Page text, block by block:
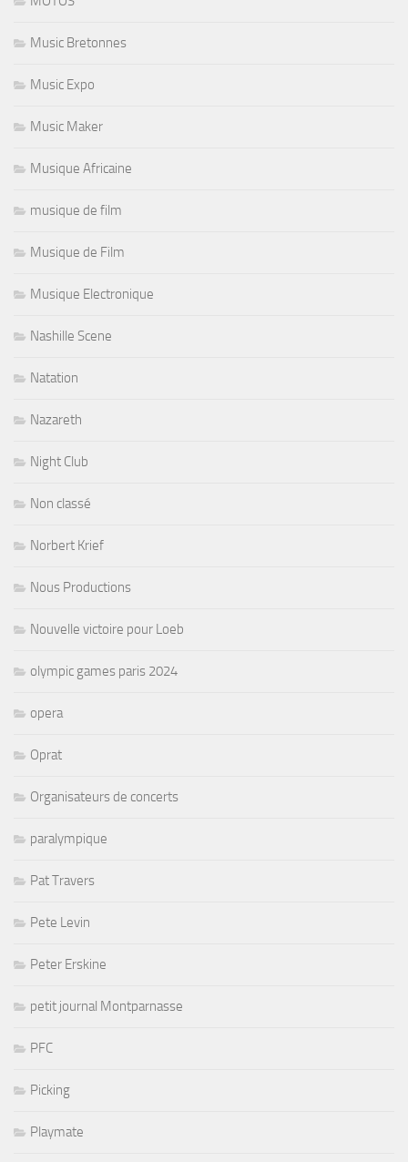
Music Bretonnes
Music Expo
Music Maker
Musique Africaine
musique de film
Musique de Film
Musique Electronique
Nashille Scene
Natation
Nazareth
Night Club
Non classé
Norbert Krief
Nous Productions
Nouvelle victoire pour Loeb
olympic games paris 2024
opera
Oprat
Organisateurs de concerts
paralympique
Pat Travers
Pete Levin
Peter Erskine
petit journal Montparnasse
PFC
Picking
Playmate